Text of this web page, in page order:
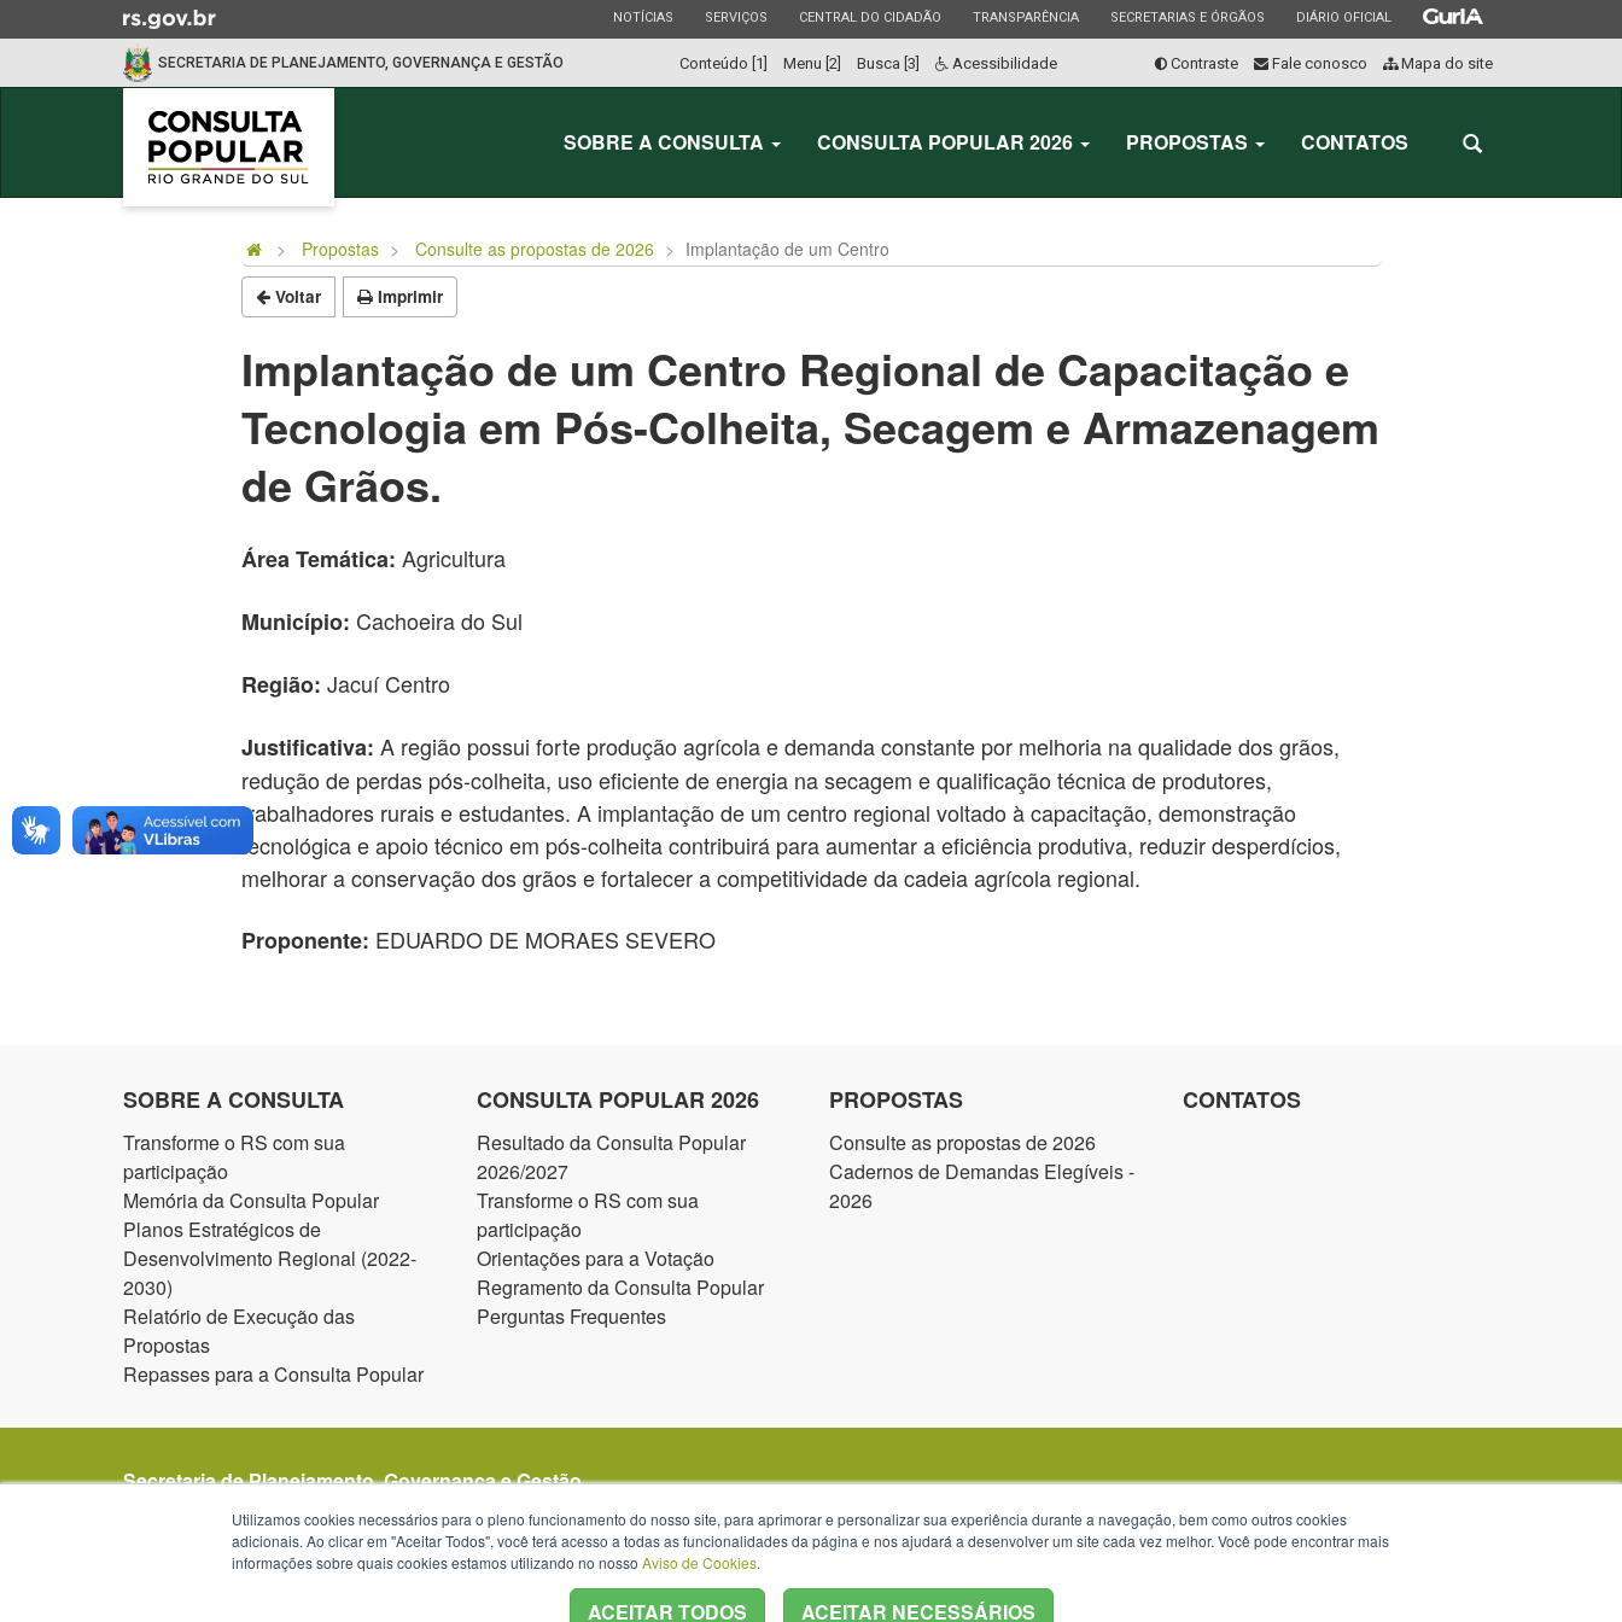
para
ESTADO
NOTÍCIAS ESTADO
SERVIÇOS ESTADO
CENTRAL DO CIDADÃO ESTADO
TRANSPARÊNCIA ESTADO
SECRETARIAS E ÓRGÃOS ESTADO
DIÁRIO OFICIAL ESTADO
SECRETARIA DE PLANEJAMENTO, GOVERNANÇA E GESTÃO Conteúdo [1] Menu [2] Busca [3] Acessibilidade Contraste Fale conosco Mapa do site
Abrir
busca
SOBRE A CONSULTA CONSULTA POPULAR 2026 PROPOSTAS CONTATOS
Propostas Consulte as propostas de 2026 Implantação de um Centro
Voltar Imprimir
Implantação de um Centro Regional de Capacitação e
Tecnologia em Pós-Colheita, Secagem e Armazenagem
de Grãos.
Área Temática: Agricultura
Município: Cachoeira do Sul
Região: Jacuí Centro
Justificativa: A região possui forte produção agrícola e demanda constante por melhoria na qualidade dos grãos,
redução de perdas pós-colheita, uso eficiente de energia na secagem e qualificação técnica de produtores,
trabalhadores rurais e estudantes. A implantação de um centro regional voltado à capacitação, demonstração
tecnológica e apoio técnico em pós-colheita contribuirá para aumentar a eficiência produtiva, reduzir desperdícios,
melhorar a conservação dos grãos e fortalecer a competitividade da cadeia agrícola regional.
Proponente: EDUARDO DE MORAES SEVERO
SOBRE A CONSULTA
Transforme o RS com sua
participação
Memória da Consulta Popular
Planos Estratégicos de
Desenvolvimento Regional (2022-
2030)
Relatório de Execução das
Propostas
Repasses para a Consulta Popular
CONSULTA POPULAR 2026
Resultado da Consulta Popular
2026/2027
Transforme o RS com sua
participação
Orientações para a Votação
Regramento da Consulta Popular
Perguntas Frequentes
PROPOSTAS
Consulte as propostas de 2026
Cadernos de Demandas Elegíveis -
2026
CONTATOS
Secretaria de Planejamento, Governança e Gestão
Avenida Borges de Medeiros 1501
1º, 2º, 19º, 20º e 21º andar
Porto Alegre - RS -
mapa
Utilizamos cookies necessários para o pleno funcionamento do nosso site, para aprimorar e personalizar sua experiência durante a navegação, bem como outros cookies
adicionais. Ao clicar em "Aceitar Todos", você terá acesso a todas as funcionalidades da página e nos ajudará a desenvolver um site cada vez melhor. Você pode encontrar mais
informações sobre quais cookies estamos utilizando no nosso Aviso de Cookies.
ACEITAR TODOS ACEITAR NECESSÁRIOS